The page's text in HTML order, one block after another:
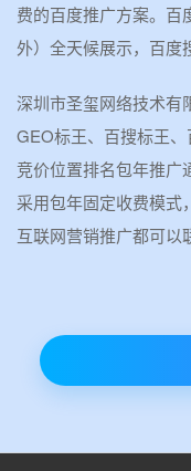
费的百度推广方案。百
外）全天候展示，百度
深圳市圣玺网络技术有
GEO标王、百搜标王
竞价位置排名包年推广
采用包年固定收费模式
互联网营销推广都可以